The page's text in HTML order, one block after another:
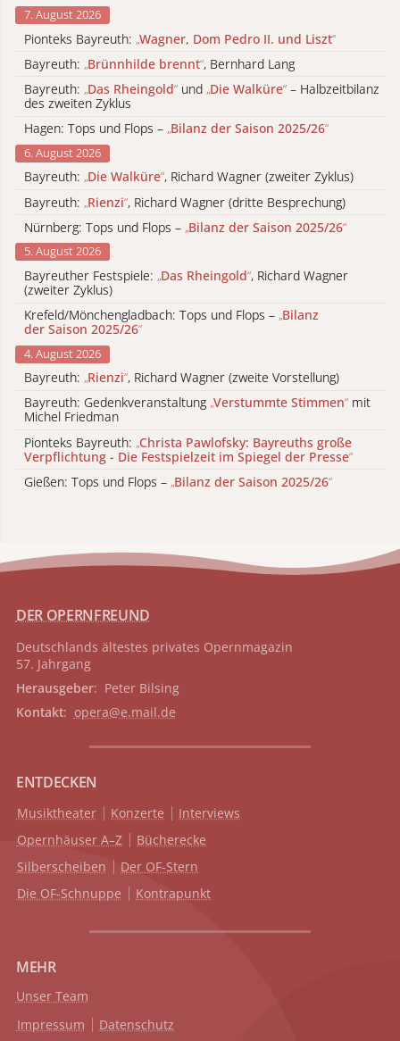
7. August 2026
Pionteks Bayreuth: „Wagner, Dom Pedro II. und Liszt“
Bayreuth: „Brünnhilde brennt“, Bernhard Lang
Bayreuth: „Das Rheingold“ und „Die Walküre“ – Halbzeitbilanz
des zweiten Zyklus
Hagen: Tops und Flops – „Bilanz der Saison 2025/26“
6. August 2026
Bayreuth: „Die Walküre“, Richard Wagner (zweiter Zyklus)
Bayreuth: „Rienzi“, Richard Wagner (dritte Besprechung)
Nürnberg: Tops und Flops – „Bilanz der Saison 2025/26“
5. August 2026
Bayreuther Festspiele: „Das Rheingold“, Richard Wagner
(zweiter Zyklus)
Krefeld/Mönchengladbach: Tops und Flops – „Bilanz
der Saison 2025/26“
4. August 2026
Bayreuth: „Rienzi“, Richard Wagner (zweite Vorstellung)
Bayreuth: Gedenkveranstaltung „Verstummte Stimmen“ mit
Michel Friedman
Pionteks Bayreuth: „Christa Pawlofsky: Bayreuths große
Verpflichtung - Die Festspielzeit im Spiegel der Presse“
Gießen: Tops und Flops – „Bilanz der Saison 2025/26“
DER OPERNFREUND
Deutschlands ältestes privates Opernmagazin
57. Jahrgang
Herausgeber: Peter Bilsing
Kontakt: opera@e.mail.de
ENTDECKEN
Musiktheater Konzerte
Interviews
Opernhäuser A–Z
Bücherecke
Silberscheiben
Der OF-Stern
Die OF-Schnuppe
Kontrapunkt
MEHR
Unser Team
Impressum
Datenschutz